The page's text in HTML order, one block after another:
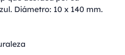
Diámetro: 10 x 140 mm.